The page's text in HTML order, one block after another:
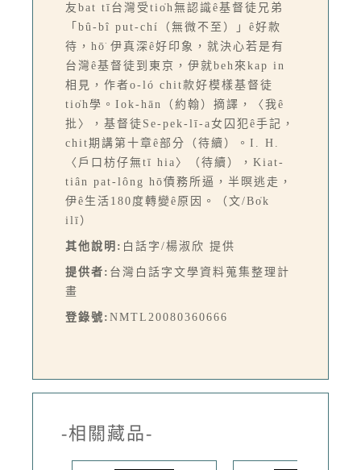
友bat tī台灣受tio̍h無認識ê基督徒兄弟
「bû-bî put-chí（無微不至）」ê好款
待，hō͘ 伊真深ê好印象，就決心若是有
台灣ê基督徒到東京，伊就beh來kap in
相見，作者o-ló chit款好模樣基督徒
tio̍h學。Iok-hān（約翰）摘譯，〈我ê
批〉，基督徒Se-pek-lī-a女囚犯ê手記，
chit期講第十章ê部分（待續）。I. H.
〈戶口枋仔無tī hia〉（待續），Kiat-
tiân pat-lông hō͘債務所逼，半暝逃走，
伊ê生活180度轉變ê原因。（文/Bo̍k
ilī）
其他說明: 白話字/楊淑欣 提供
提供者: 台灣白話字文學資料蒐集整理計
畫
登錄號: NMTL20080360666
-相關藏品-